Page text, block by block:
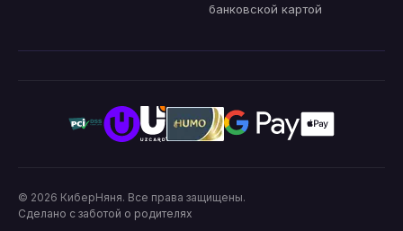
банковской картой
© 2026 КиберНяня. Все права защищены.
Сделано с заботой о родителях